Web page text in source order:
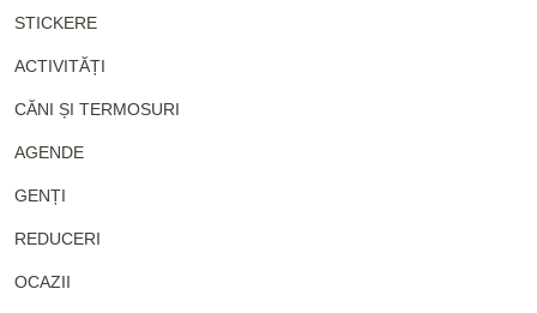
STICKERE
ACTIVITĂȚI
CĂNI ȘI TERMOSURI
AGENDE
GENȚI
REDUCERI
OCAZII